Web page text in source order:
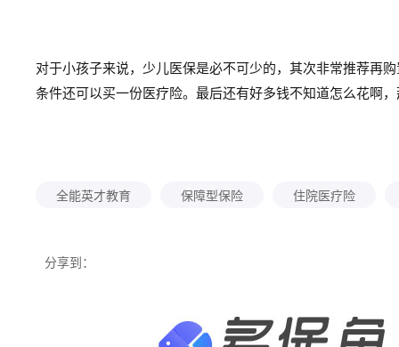
对于小孩子来说，少儿医保是必不可少的，其次非常推荐再
条件还可以买一份医疗险。 最后还有好多钱不知道怎么花啊
分享到：
全能英才教育 保障型保险 住院医疗险